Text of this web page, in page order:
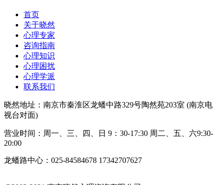
首页
关于晓然
心理专家
咨询指南
心理知识
心理困扰
心理学派
联系我们
晓然地址：南京市秦淮区龙蟠中路329号陶然苑203室 (南京电
视台对面)
营业时间：周一、三、四、日 9：30-17:30 周二、五、六9:30-
20:00
龙蟠路中心：025-84584678 17342707627